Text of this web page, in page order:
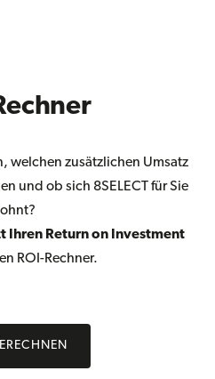
welchen zusätzlichen Umsatz
und ob sich 8SELECT für Sie
Ihren Return on Investment
ROI-Rechner.